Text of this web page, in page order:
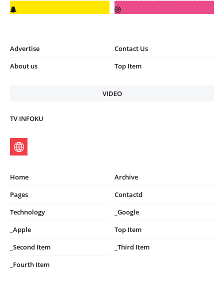
Advertise
Contact Us
About us
Top Item
VIDEO
TV INFOKU
Home
Archive
Pages
Contactd
Technology
_Google
_Apple
Top Item
_Second Item
_Third Item
_Fourth Item